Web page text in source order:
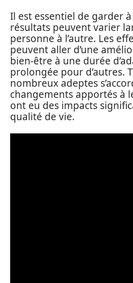
Il est essentiel de garder à
résultats peuvent varier
personne à l’autre. Les
peuvent aller d’une
bien-être à une durée
prolongée pour d’autres.
nombreux adeptes
changements apportés à
ont eu des impacts
qualité de vie.